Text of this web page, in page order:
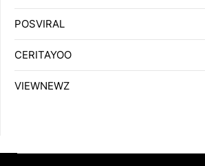
POSVIRAL
CERITAYOO
VIEWNEWZ